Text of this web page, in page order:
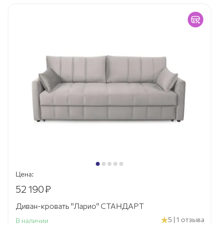
Цена:
52 190₽
Диван-кровать "Ларио" СТАНДАРТ
В наличии 5 | 1 отзыва